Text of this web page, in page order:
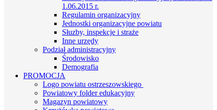
1.06.2015 r.
Regulamin organizacyjny
Jednostki organizacyjne powiatu
Słuzby, inspekcje i straże
Inne urzędy
Podział administracyjny
Środowisko
Demografia
PROMOCJA
Logo powiatu ostrzeszowskiego
Powiatowy folder edukacyjny
Magazyn powiatowy